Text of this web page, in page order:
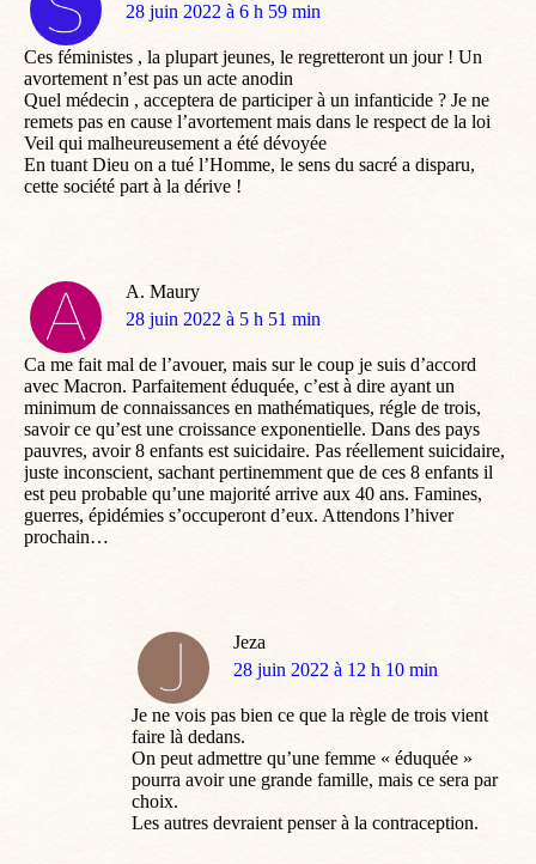
dit
28 juin 2022 à 6 h 59 min
Ces féministes , la plupart jeunes, le regretteront un jour ! Un
avortement n’est pas un acte anodin
Quel médecin , acceptera de participer à un infanticide ? Je ne
remets pas en cause l’avortement mais dans le respect de la loi
Veil qui malheureusement a été dévoyée
En tuant Dieu on a tué l’Homme, le sens du sacré a disparu,
cette société part à la dérive !
A. Maury
dit
28 juin 2022 à 5 h 51 min
Ca me fait mal de l’avouer, mais sur le coup je suis d’accord
avec Macron. Parfaitement éduquée, c’est à dire ayant un
minimum de connaissances en mathématiques, régle de trois,
savoir ce qu’est une croissance exponentielle. Dans des pays
pauvres, avoir 8 enfants est suicidaire. Pas réellement suicidaire,
juste inconscient, sachant pertinemment que de ces 8 enfants il
est peu probable qu’une majorité arrive aux 40 ans. Famines,
guerres, épidémies s’occuperont d’eux. Attendons l’hiver
prochain…
Jeza
dit
28 juin 2022 à 12 h 10 min
Je ne vois pas bien ce que la règle de trois vient
faire là dedans.
On peut admettre qu’une femme « éduquée »
pourra avoir une grande famille, mais ce sera par
choix.
Les autres devraient penser à la contraception.